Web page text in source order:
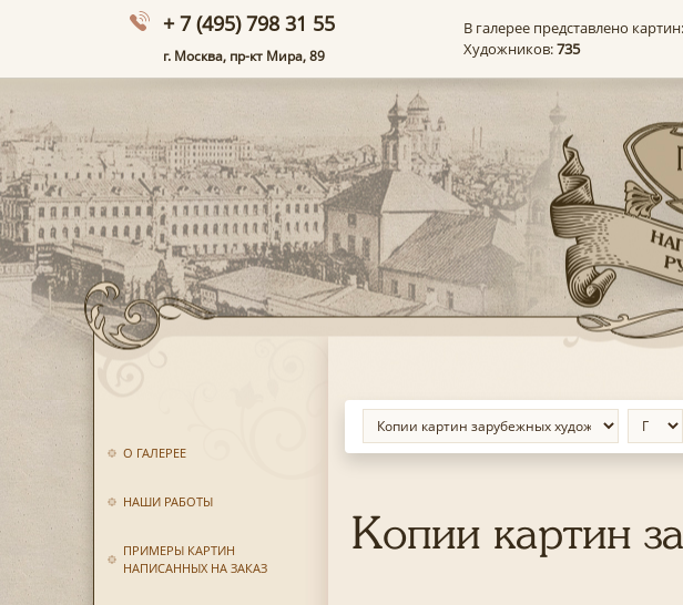
+ 7 (495) 798 31 55
г. Москва, пр-кт Мира, 89
В галерее представлено картин:
Художников:735
О ГАЛЕРЕЕ
НАШИ РАБОТЫ
ПРИМЕРЫ КАРТИН
НАПИСАННЫХ НА ЗАКАЗ
Копии картин